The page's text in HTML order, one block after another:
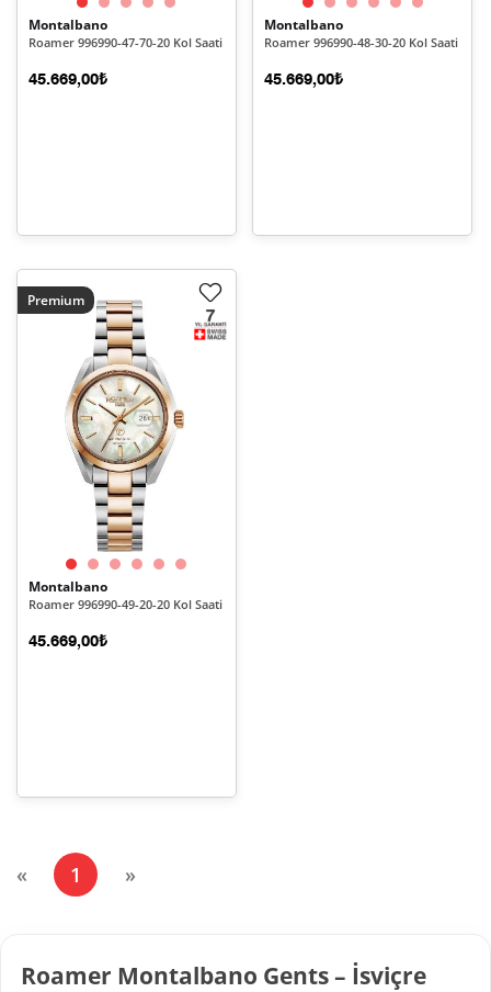
Montalbano
Roamer 996990-47-70-20 Kol Saati
45.669,00₺
Montalbano
Roamer 996990-48-30-20 Kol Saati
45.669,00₺
Premium
Montalbano
Roamer 996990-49-20-20 Kol Saati
45.669,00₺
« 1 (current)
»
Roamer Montalbano Gents – İsviçre